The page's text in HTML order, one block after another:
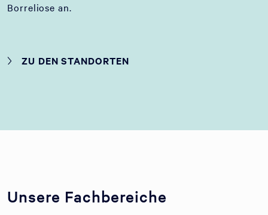
Borreliose an.
ZU DEN STANDORTEN
Unsere Fachbereiche